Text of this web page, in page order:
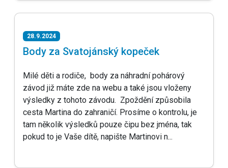
28.9.2024
Body za Svatojánský kopeček
Milé děti a rodiče, body za náhradní pohárový
závod již máte zde na webu a také jsou vloženy
výsledky z tohoto závodu. Zpoždění způsobila
cesta Martina do zahraničí. Prosíme o kontrolu, je
tam několik výsledků pouze čipu bez jména, tak
pokud to je Vaše dítě, napište Martinovi n...